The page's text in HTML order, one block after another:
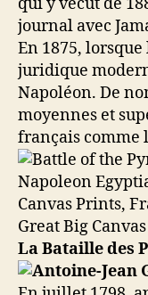
journal avec
En 1875, lorsque
juridique
Napoléon. De
moyennes et
français comme
La Bataille des